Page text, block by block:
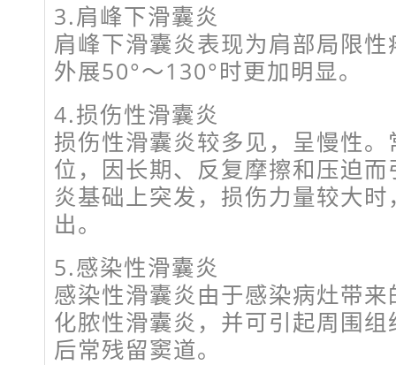
3.肩峰下滑囊炎
肩峰下滑囊炎表现为肩部局限
外展50°～130°时更加明显。
4.损伤性滑囊炎
损伤性滑囊炎较多见，呈慢性
位，因长期、反复摩擦和压迫
炎基础上突发，损伤力量较大
出。
5.感染性滑囊炎
感染性滑囊炎由于感染病灶带
化脓性滑囊炎，并可引起周围
后常残留窦道。